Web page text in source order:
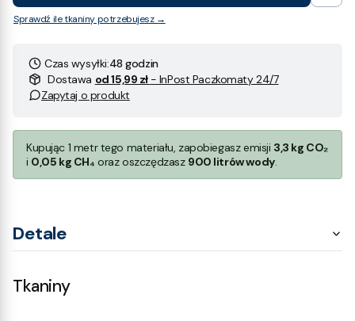
Sprawdź ile tkaniny potrzebujesz →
Czas wysyłki:48 godzin
Dostawa od 15,99 zł - InPost Paczkomaty 24/7
Zapytaj o produkt
Kupując 1 metr tego materiału, zapobiegasz emisji 3,3 kg CO₂
i 0,05 kg CH₄ oraz oszczędzasz 900 litrów wody.
Detale
Tkaniny